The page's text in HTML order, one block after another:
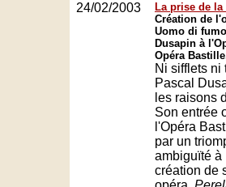
24/02/2003
La prise de
Création de
Uomo di
Dusapin à
Opéra
Ni sifflets ni
Pascal
les raisons
Son entrée
l'Opéra
par un
ambiguïté à
création de